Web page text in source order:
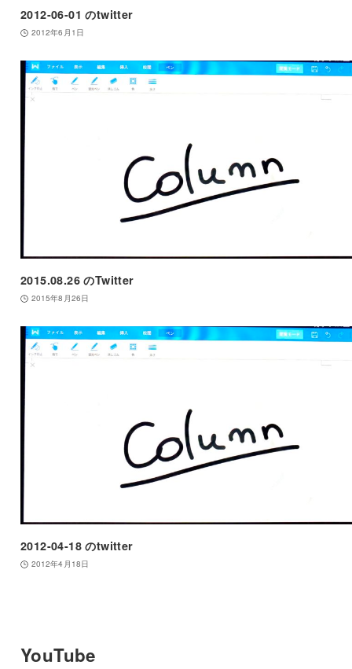
2012-06-01 のtwitter
2012年6月1日
2015.08.26 のTwitter
2015年8月26日
2012-04-18 のtwitter
2012年4月18日
YouTube